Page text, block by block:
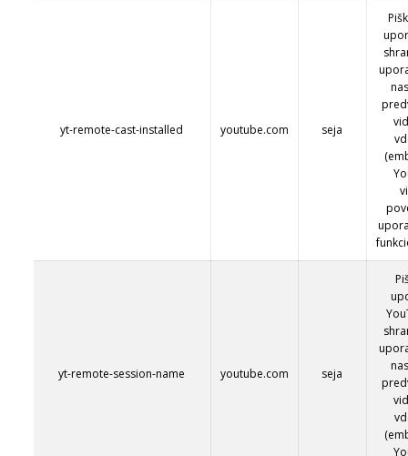
yt-remote-cast-installed youtube.com seja
yt-remote-session-name youtube.com seja